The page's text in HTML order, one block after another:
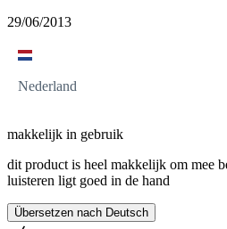
29/06/2013
Nederland
makkelijk in gebruik
dit product is heel makkelijk om mee
luisteren ligt goed in de hand
Übersetzen nach Deutsch